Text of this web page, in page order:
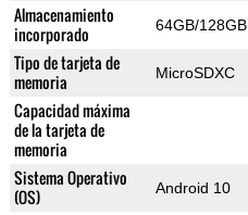
Almacenamiento
incorporado
64GB/128GB
Tipo de tarjeta de
memoria
MicroSDXC
Capacidad máxima
de la tarjeta de
memoria
Sistema Operativo
(OS)
Android 10